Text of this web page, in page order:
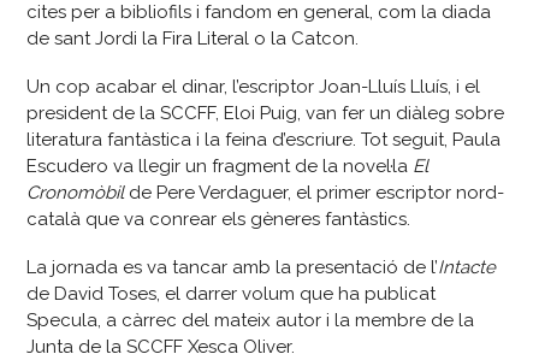
cites per a bibliofils i fandom en general, com la diada
de sant Jordi la Fira Literal o la Catcon.
Un cop acabar el dinar, l’escriptor Joan-Lluís Lluís, i el
president de la SCCFF, Eloi Puig, van fer un diàleg sobre
literatura fantàstica i la feina d’escriure. Tot seguit, Paula
Escudero va llegir un fragment de la novel·la El
Cronomòbilde Pere Verdaguer, el primer escriptor nord-
català que va conrear els gèneres fantàstics.
La jornada es va tancar amb la presentació de l’Intacte
de David Toses, el darrer volum que ha publicat
Specula, a càrrec del mateix autor i la membre de la
Junta de la SCCFF Xesca Oliver.